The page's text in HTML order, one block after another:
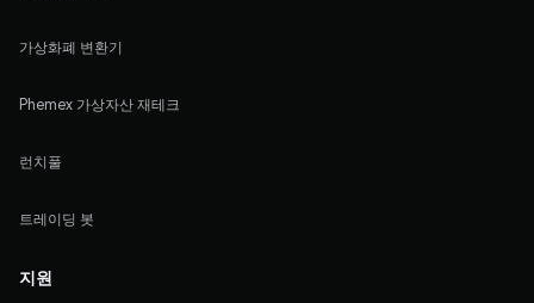
가상화폐 변환기
Phemex 가상자산 재테크
런치풀
트레이딩 봇
지원